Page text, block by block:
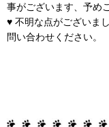
事がございます、予め
♥ 不明な点がございまし
問い合わせください。